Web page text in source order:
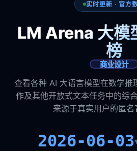
实时更新 · 官方
LM Arena 大模
榜
商业设计
查看各种 AI 大语言模型在数学推
作及其他开放式文本任务中的综
来源于真实用户的匿名
2026-06-03